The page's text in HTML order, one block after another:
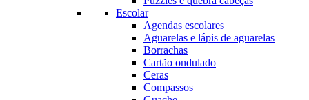
Escolar
Agendas escolares
Aguarelas e lápis de aguarelas
Borrachas
Cartão ondulado
Ceras
Compassos